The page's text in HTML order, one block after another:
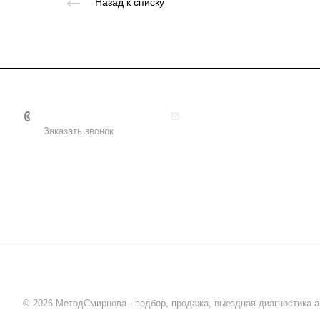
Назад к списку
Заказать звонок
© 2026 МетодСмирнова - подбор, продажа, выездная диагностика